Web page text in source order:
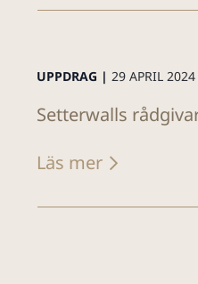
UPPDRAG | 29 APRIL 2024
Setterwalls
Läs mer